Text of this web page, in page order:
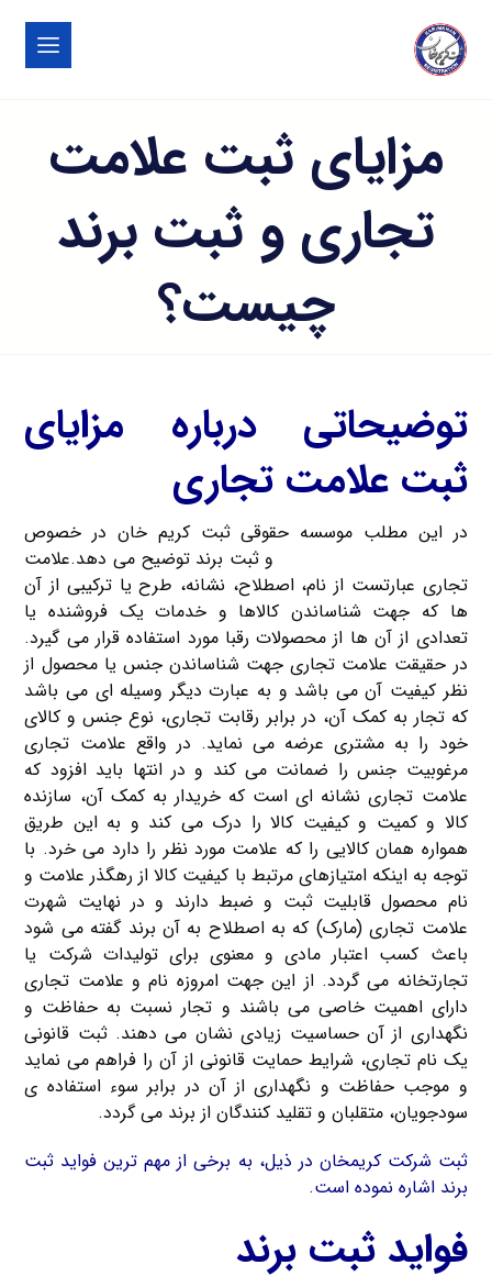
مزایای ثبت علامت
تجاری و ثبت برند
چیست؟
توضیحاتی درباره مزایای
ثبت علامت تجاری
در این مطلب موسسه حقوقی ثبت کریم خان در خصوص
و ثبت برند توضیح می دهد.علامت
تجاری عبارتست از نام، اصطلاح، نشانه، طرح یا ترکیبی از آن
ها که جهت شناساندن کالاها و خدمات یک فروشنده یا
تعدادی از آن ها از محصولات رقبا مورد استفاده قرار می گیرد.
در حقیقت علامت تجاری جهت شناساندن جنس یا محصول از
نظر کیفیت آن می باشد و به عبارت دیگر وسیله ای می باشد
که تجار به کمک آن، در برابر رقابت تجاری، نوع جنس و کالای
خود را به مشتری عرضه می نماید. در واقع علامت تجاری
مرغوبیت جنس را ضمانت می کند و در انتها باید افزود که
علامت تجاری نشانه ای است که خریدار به کمک آن، سازنده
کالا و کمیت و کیفیت کالا را درک می کند و به این طریق
همواره همان کالایی را که علامت مورد نظر را دارد می خرد. با
توجه به اینکه امتیازهای مرتبط با کیفیت کالا از رهگذر علامت و
نام محصول قابلیت ثبت و ضبط دارند و در نهایت شهرت
علامت تجاری (مارک) که به اصطلاح به آن برند گفته می شود
باعث کسب اعتبار مادی و معنوی برای تولیدات شرکت یا
تجارتخانه می گردد. از این جهت امروزه نام و علامت تجاری
دارای اهمیت خاصی می باشند و تجار نسبت به حفاظت و
نگهداری از آن حساسیت زیادی نشان می دهند. ثبت قانونی
یک نام تجاری، شرایط حمایت قانونی از آن را فراهم می نماید
و موجب حفاظت و نگهداری از آن در برابر سوء استفاده ی
سودجویان، متقلبان و تقلید کنندگان از برند می گردد.
ثبت شرکت کریمخان در ذیل، به برخی از مهم ترین فواید ثبت
برند اشاره نموده است.
فواید ثبت برند